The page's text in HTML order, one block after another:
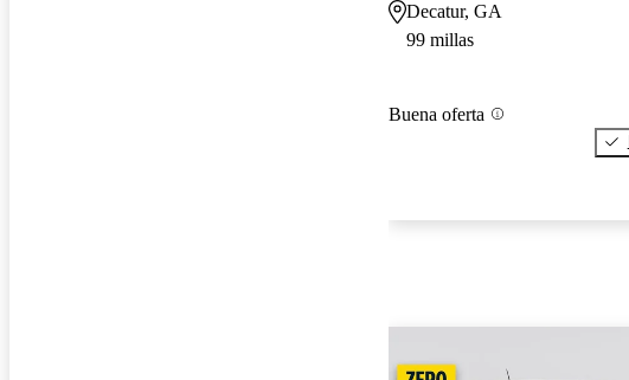
Decatur, GA
99 millas
Buena oferta